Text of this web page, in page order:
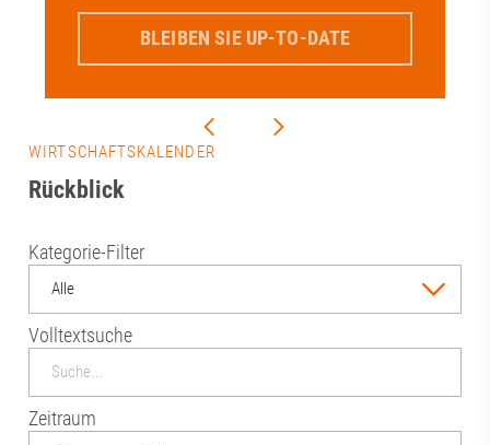
BLEIBEN SIE UP-TO-DATE
WIRTSCHAFTSKALENDER
Rückblick
Kategorie-Filter
Alle
Volltextsuche
Zeitraum